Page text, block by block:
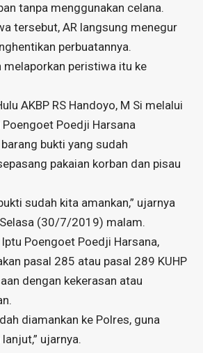
tanpa menggunakan celana.
tersebut, AR langsung menegur
perbuatannya.
melaporkan peristiwa itu ke
AKBP RS Handoyo, M Si melalui
Poengoet Poedji Harsana
bukti yang sudah
pakaian korban dan pisau
sudah kita amankan,” ujarnya
(30/7/2019) malam.
Poengoet Poedji Harsana,
pasal 285 atau pasal 289 KUHP
dengan kekerasan atau
diamankan ke Polres, guna
ujarnya.